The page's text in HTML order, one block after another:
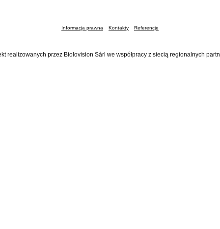
Informacja prawna Kontakty Referencje
realizowanych przez Biolovision Sàrl we współpracy z siecią regionalnych